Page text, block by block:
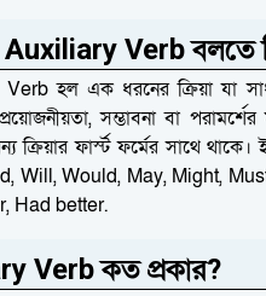
Verb বলতে
হল এক ধরনের ক্রিয়া যা
সম্ভাবনা বা
ক্রিয়ার ফার্স্ট ফর্মের সাথে
Will, Would, May, Might,
Had better.
Verb কত প্রকার?